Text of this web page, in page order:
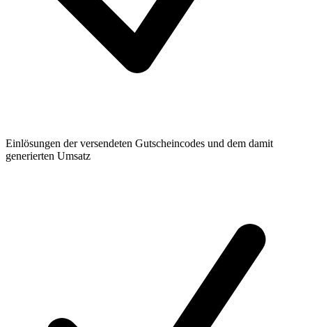
Einlösungen der versendeten Gutscheincodes und dem damit
generierten Umsatz